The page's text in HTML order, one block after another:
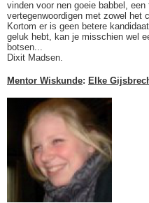
vinden voor nen goeie babbel,
vertegenwoordigen met zowel het
Kortom er is geen betere
geluk hebt, kan je misschien wel
botsen...
Dixit Madsen.
Mentor Wiskunde: Elke